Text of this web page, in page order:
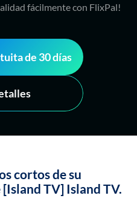
fácilmente con FlixPal!
de 30 días
cortos de su
TV] Island TV.